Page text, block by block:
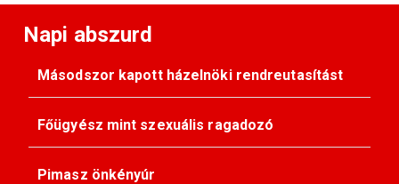
Napi abszurd
Másodszor kapott házelnöki rendreutasítást
Főügyész mint szexuális ragadozó
Pimasz önkényúr